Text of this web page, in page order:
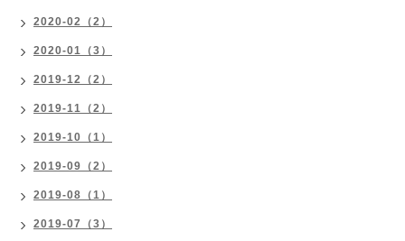
2020-02（2）
2020-01（3）
2019-12（2）
2019-11（2）
2019-10（1）
2019-09（2）
2019-08（1）
2019-07（3）